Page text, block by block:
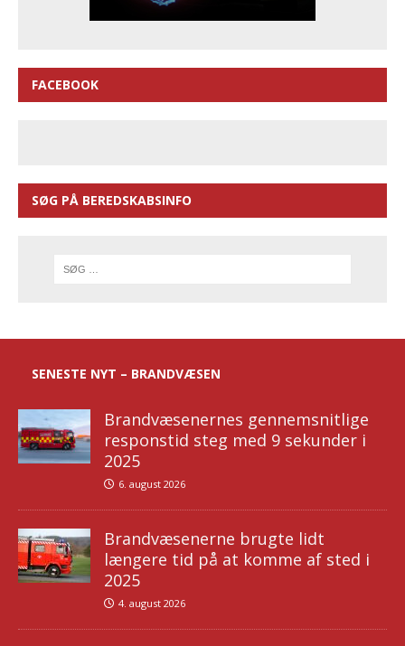
FACEBOOK
SØG PÅ BEREDSKABSINFO
SENESTE NYT – BRANDVÆSEN
Brandvæsenernes gennemsnitlige
responstid steg med 9 sekunder i
2025
6. august 2026
Brandvæsenerne brugte lidt
længere tid på at komme af sted i
2025
4. august 2026